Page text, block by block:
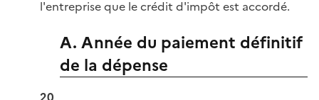
l'entreprise que le crédit d'impôt est accordé.
A. Année du paiement définitif
de la dépense